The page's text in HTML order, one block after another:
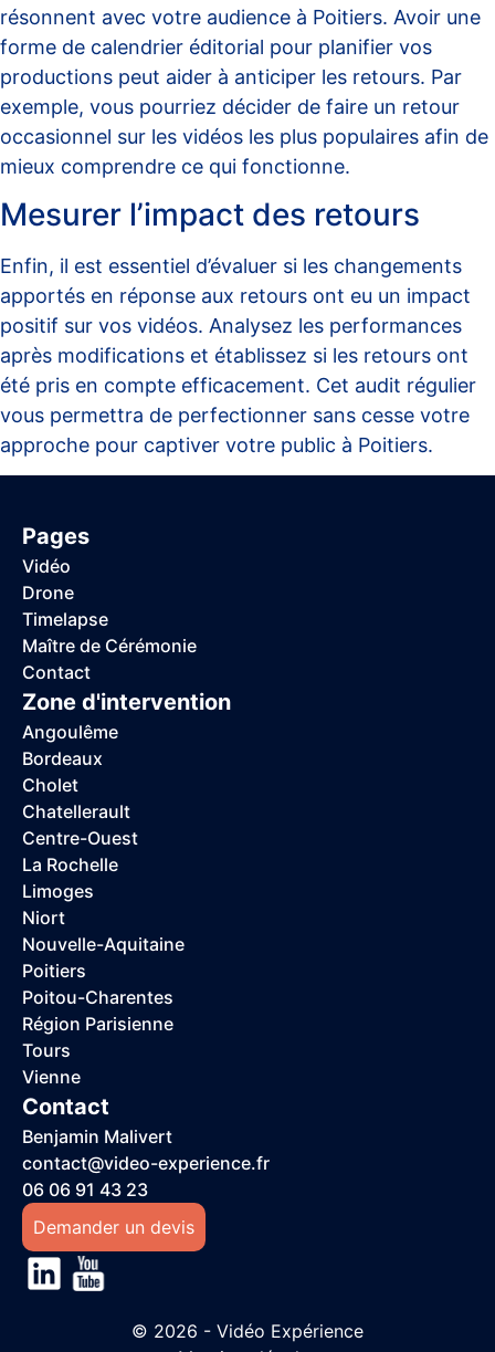
résonnent avec votre audience à Poitiers. Avoir une
forme de calendrier éditorial pour planifier vos
productions peut aider à anticiper les retours. Par
exemple, vous pourriez décider de faire un retour
occasionnel sur les vidéos les plus populaires afin de
mieux comprendre ce qui fonctionne.
Mesurer l’impact des retours
Enfin, il est essentiel d’évaluer si les changements
apportés en réponse aux retours ont eu un impact
positif sur vos vidéos. Analysez les performances
après modifications et établissez si les retours ont
été pris en compte efficacement. Cet audit régulier
vous permettra de perfectionner sans cesse votre
approche pour captiver votre public à Poitiers.
Pages
Vidéo
Drone
Timelapse
Maître de Cérémonie
Contact
Zone d'intervention
Angoulême
Bordeaux
Cholet
Chatellerault
Centre-Ouest
La Rochelle
Limoges
Niort
Nouvelle-Aquitaine
Poitiers
Poitou-Charentes
Région Parisienne
Tours
Vienne
Contact
Benjamin Malivert
contact@video-experience.fr
06 06 91 43 23
Demander un devis
© 2026 - Vidéo Expérience